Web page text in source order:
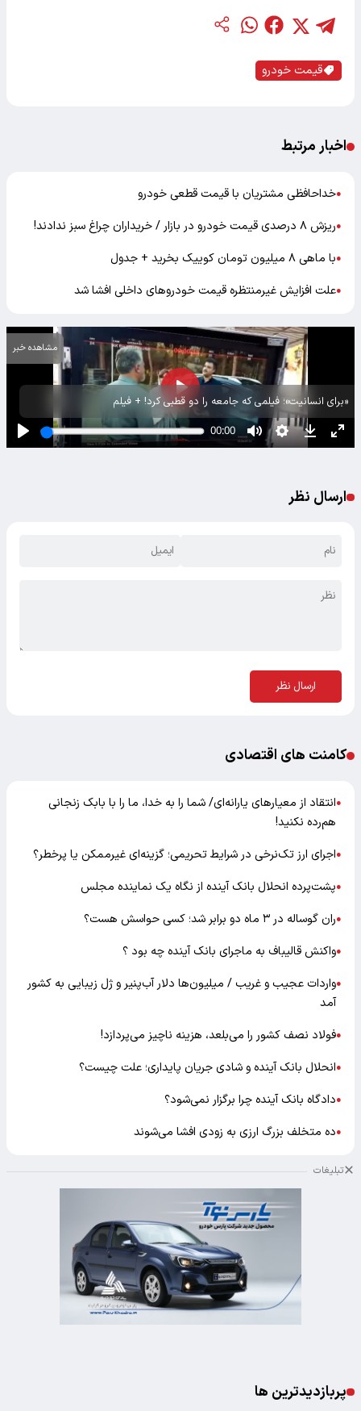
قیمت خودرو
اخبار مرتبط
●خداحافظی مشتریان با قیمت قطعی خودرو
●ریزش ۸ درصدی قیمت خودرو در بازار / خریداران چراغ سبز ندادند!
●با ماهی ۸ میلیون تومان کوییک بخرید + جدول
●علت افزایش غیرمنتظره قیمت خودرو‌های داخلی افشا شد
«برای انسانیت»؛ فیلمی که جامعه را دو قطبی کرد! + فیلم
مشاهده خبر
ارسال نظر
ارسال نظر
کامنت های اقتصادی
●انتقاد از معیارهای یارانه‌ای/ شما را به خدا، ما را با بابک زنجانی
هم‌رده نکنید!
●اجرای ارز تک‌نرخی در شرایط تحریمی؛ گزینه‌ای غیرممکن یا پرخطر؟
●پشت‌پرده انحلال بانک آینده از نگاه یک نماینده مجلس
●ران گوساله در ۳ ماه دو برابر شد؛ کسی حواسش هست؟
●واکنش قالیباف به ماجرای بانک آینده چه بود ؟
●واردات عجیب و غریب / میلیون‌ها دلار آب‌پنیر و ژل زیبایی به کشور
آمد
●فولاد نصف کشور را می‌بلعد، هزینه ناچیز می‌پردازد!
●انحلال بانک آینده و شادی جریان پایداری؛ علت چیست؟
●دادگاه بانک آینده چرا برگزار نمی‌شود؟
●ده متخلف بزرگ ارزی به زودی افشا می‌شوند
تبلیغات
پربازدیدترین ها